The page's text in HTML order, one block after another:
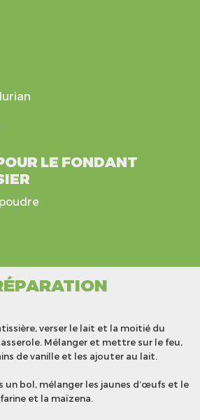
LE FONDANT
verser le lait et la moitié du
Mélanger et mettre sur le feu,
de vanille et les ajouter au lait.
un bol, mélanger les jaunes d’œufs et le
et la maïzena.